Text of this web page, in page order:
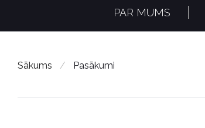
e
PAR MUMS
Sākums / Pasākumi